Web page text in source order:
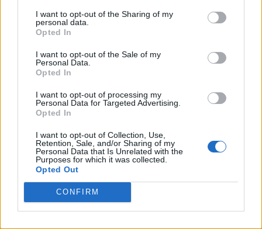
I want to opt-out of the Sharing of my
personal data.
Opted In
I want to opt-out of the Sale of my
Personal Data.
Opted In
I want to opt-out of processing my
Personal Data for Targeted Advertising.
Opted In
I want to opt-out of Collection, Use,
Retention, Sale, and/or Sharing of my
Personal Data that Is Unrelated with the
Purposes for which it was collected.
Opted Out
CONFIRM
ALTE EDITORIALE:
ADRIAN PAPAHAGI:
Tomac
CRISTIAN PĂUN:Caviar